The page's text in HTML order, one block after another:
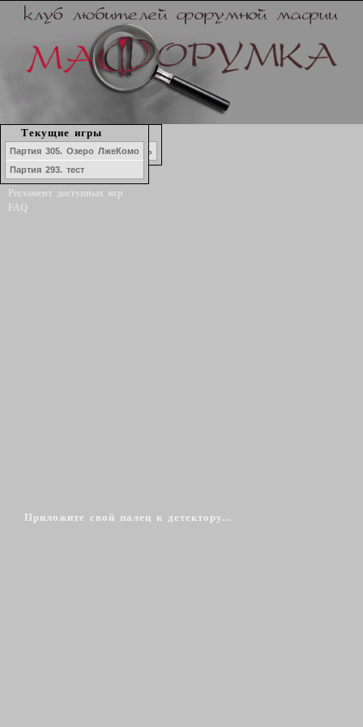
Приложите свой палец к детектору...
История игр
Форум
Статистика игроков
Регламент доступных игр
FAQ
Набор в игру
Маф-Наволок. Молочный день
Текущие игры
Партия 305. Озеро ЛжеКомо
Партия 293. тест